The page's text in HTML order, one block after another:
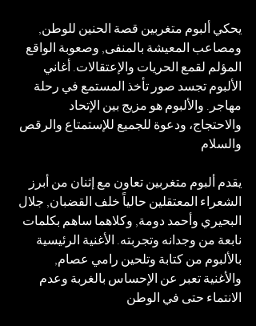
يحكي ألبوم متغربين قصة الحنين للوطن,
ومصاعب المعيشة بالمنفى, وصعوبة الواقع
المؤلم لقمع الحريات والإعتقالات. أغاني
الألبوم تجسد صور تأخذ المستمع في رحلة
مهاجر. والألبوم هو مزيج بين الإتحاد
والاحتجاج، ودعوة للجميع للإستمتاع والرقص
والسلام
يقدم ألبوم متغربين تعاون مع إثنان من أبرز
الشعراء المعتقلين حالياً خلف القضبان, جلال
البحيري وأحمد دومة, وكلاهما ساهم بكلمات
نابعة من وجدانه وتجربته. الأغنية الرئيسية
بالألبوم من كتابة وتلحين رامي عصام,
والأغنية تعبر عن الإحساس بالغربة وعدم
الانتماء حتى في الوطن